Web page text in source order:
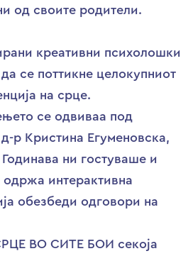
од своите родители.
креативни психолошки
се поттикне целокупниот
на срце.
се одвиваа под
р Кристина Егуменовска,
ни гостуваше и
интерактивна
обезбеди одговори на
ВО СИТЕ БОИ секоја